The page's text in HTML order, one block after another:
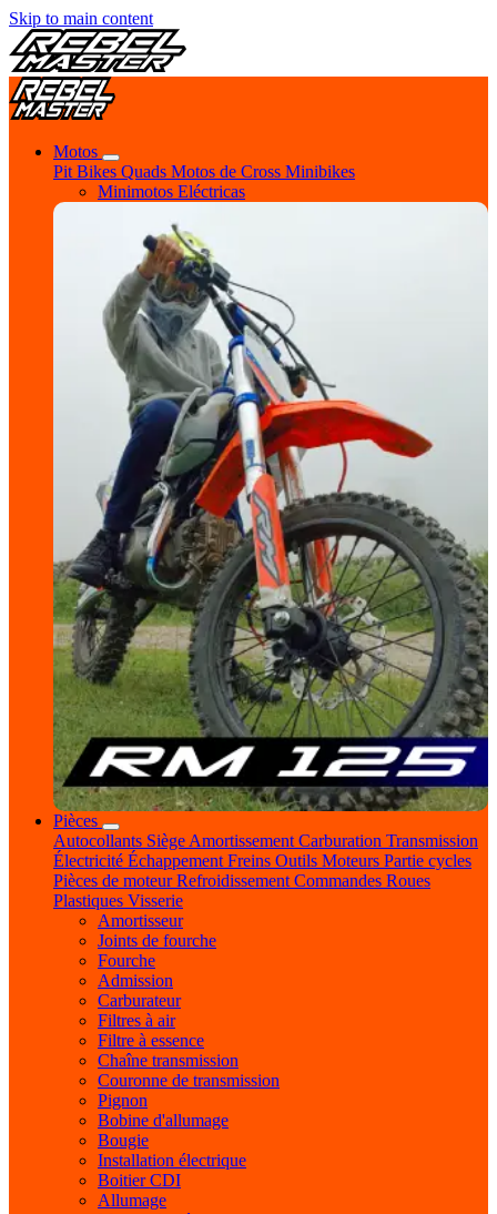
Skip to main content
Motos
Pit Bikes Quads Motos de Cross Minibikes
Minimotos Eléctricas
Pièces
Autocollants Siège Amortissement Carburation Transmission
Électricité Échappement Freins Outils Moteurs Partie cycles
Pièces de moteurRefroidissement Commandes Roues
Plastiques Visserie
Amortisseur
Joints de fourche
Fourche
Admission
Carburateur
Filtres à air
Filtre à essence
Chaîne transmission
Couronne de transmission
Pignon
Bobine d'allumage
Bougie
Installation électrique
Boitier CDI
Allumage